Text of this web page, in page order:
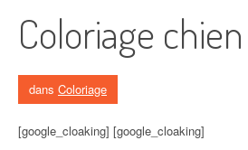
Coloriage
dans Coloriage
[google_cloaking] [google_cloaking]